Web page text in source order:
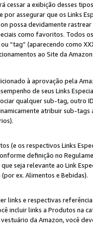
cessar a exibição desses
por assegurar que os Links
possa devidamente
como favoritos. Todos
“tag” (aparecendo como
ao Site da
à aprovação pela
de seus Links
qualquer sub-tag,
atribuir sub-
(e os respectivos Links
definição no
seja relevante ao Link
ex. Alimentos e Bebidas).
links e respectivas
incluir links a Produtos na
da Amazon, você